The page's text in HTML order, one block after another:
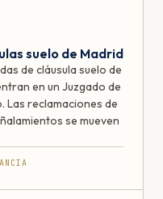
suelo de Madrid
de cláusula suelo de
en un Juzgado de
Las reclamaciones de
se mueven